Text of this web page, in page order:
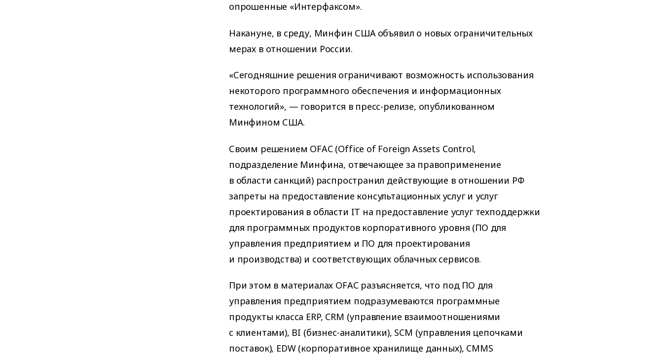
опрошенные «Интерфаксом».
Накануне, в среду, Минфин США объявил о новых ограничительных
мерах в отношении России.
«Сегодняшние решения ограничивают возможность использования
некоторого программного обеспечения и информационных
технологий», — говорится в пресс-релизе, опубликованном
Минфином США.
Своим решением OFAC (Office of Foreign Assets Control,
подразделение Минфина, отвечающее за правоприменение
в области санкций) распространил действующие в отношении РФ
запреты на предоставление консультационных услуг и услуг
проектирования в области IT на предоставление услуг техподдержки
для программных продуктов корпоративного уровня (ПО для
управления предприятием и ПО для проектирования
и производства) и соответствующих облачных сервисов.
При этом в материалах OFAC разъясняется, что под ПО для
управления предприятием подразумеваются программные
продукты класса ERP, CRM (управление взаимоотношениями
с клиентами), BI (бизнес-аналитики), SCM (управления цепочками
поставок), EDW (корпоративное хранилище данных), CMMS